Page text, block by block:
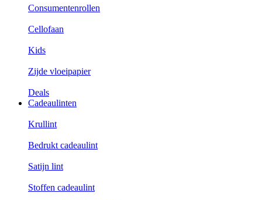
Consumentenrollen
Cellofaan
Kids
Zijde vloeipapier
Deals
Cadeaulinten
Krullint
Bedrukt cadeaulint
Satijn lint
Stoffen cadeaulint